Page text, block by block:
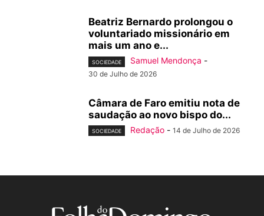
Beatriz Bernardo prolongou o
voluntariado missionário em
mais um ano e...
SOCIEDADE Samuel Mendonça -
30 de Julho de 2026
Câmara de Faro emitiu nota de
saudação ao novo bispo do...
SOCIEDADE Redação - 14 de Julho de 2026